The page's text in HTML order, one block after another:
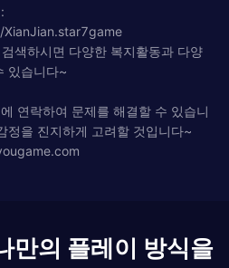
색하시면 다양한 복지활동과 다양
있습니다~
연락하여 문제를 해결할 수 있습니
정을 진지하게 고려할 것입니다~
만의 플레이 방식을